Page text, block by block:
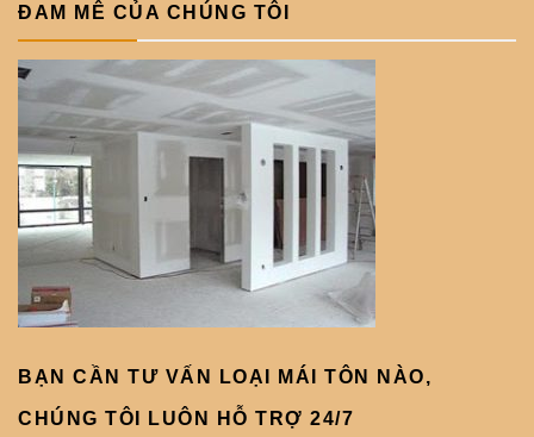
ĐAM MÊ CỦA CHÚNG TÔI
BẠN CẦN TƯ VẤN LOẠI MÁI TÔN NÀO,
CHÚNG TÔI LUÔN HỖ TRỢ 24/7